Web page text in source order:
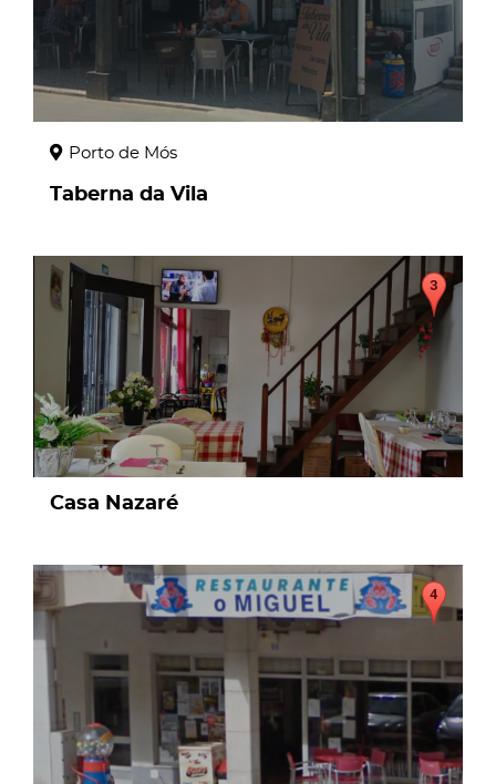
Porto de Mós
Taberna da Vila
page
Casa Nazaré
page